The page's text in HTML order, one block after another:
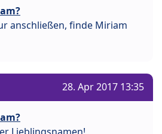
anschließen, finde Miriam
28. Apr 2017 13:35